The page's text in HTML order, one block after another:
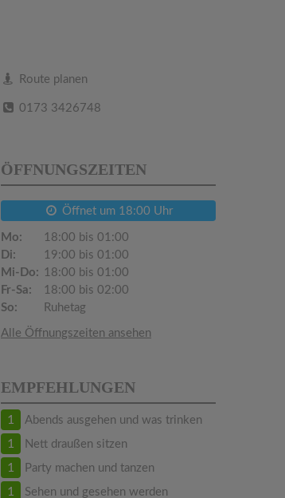
Route planen
0173 3426748
ÖFFNUNGSZEITEN
Öffnet um 18:00 Uhr
Mo:
18:00 bis 01:00
Di:
19:00 bis 01:00
Mi-Do: 18:00 bis 01:00
Fr-Sa:
18:00 bis 02:00
So:
Ruhetag
Alle Öffnungszeiten ansehen
EMPFEHLUNGEN
1 Abends ausgehen und was trinken
1 Nett draußen sitzen
1 Party machen und tanzen
1 Sehen und gesehen werden